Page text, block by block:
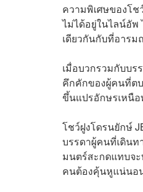
ความพิเศษของโช
ไม่ได้อยู่ในไลน์อัพ
เดียวกันกับที่อาร
เมื่อบวกรวมกับบร
คึกคักของผู้คนที่ตบ
ขึ้นแปรอักษรเหนื
โชว์ฝูงโดรนยักษ์
บรรดาผู้คนที่เดิน
มนตร์สะกดแทบจะ
คนต้องคุ้นหูแน่นอ